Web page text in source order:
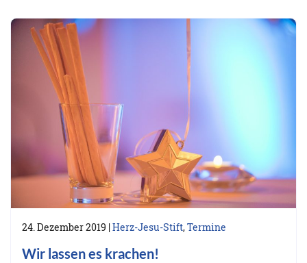
24. Dezember 2019 | Herz-Jesu-Stift,Termine
Wir lassen es krachen!